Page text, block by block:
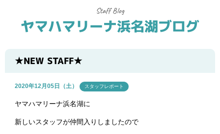
艤装
ブログ
ヤマハマリーナ浜名湖ブログ
★NEW STAFF★
2020年12月05日（土） スタッフレポート
ヤマハマリーナ浜名湖に
新しいスタッフが仲間入りしましたので